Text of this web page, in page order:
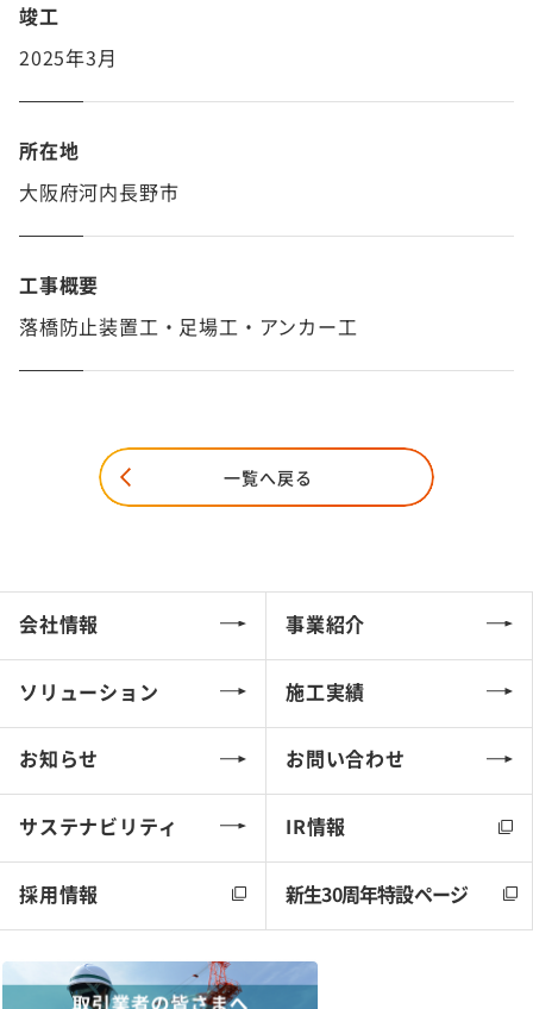
竣工
2025年3月
所在地
大阪府河内長野市
工事概要
落橋防止装置工・足場工・アンカー工
一覧へ戻る
会社情報 事業紹介
ソリューション 施工実績
お知らせ お問い合わせ
サステナビリティ IR情報
採用情報 新生30周年特設ページ